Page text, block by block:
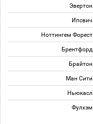
Эвертон
Ипсвич
Ноттингем Форест
Брентфорд
Брайтон
Ман Сити
Ньюкасл
Фулхэм